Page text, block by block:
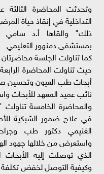
وتحدثت المحاضرة الثالثة
التداخلية في إنقاذ حياة
ذلك" والقاها أ.د سامي
بمستشفى دمنهور التعليمي
كما تناولت الجلسة
حيث تناولت المحاضرة
أبحاث طب العيون وتحسين
نائب عميد المعهد للأبحاث
والمحاضرة الخامسة
في علاج ضمور الشبكية
الغنيمي دكتور طب
واستعرض من خلالها جهود
الذي توصلت إليه الأبحاث
وكيفية التوصل لخفض تكلفة